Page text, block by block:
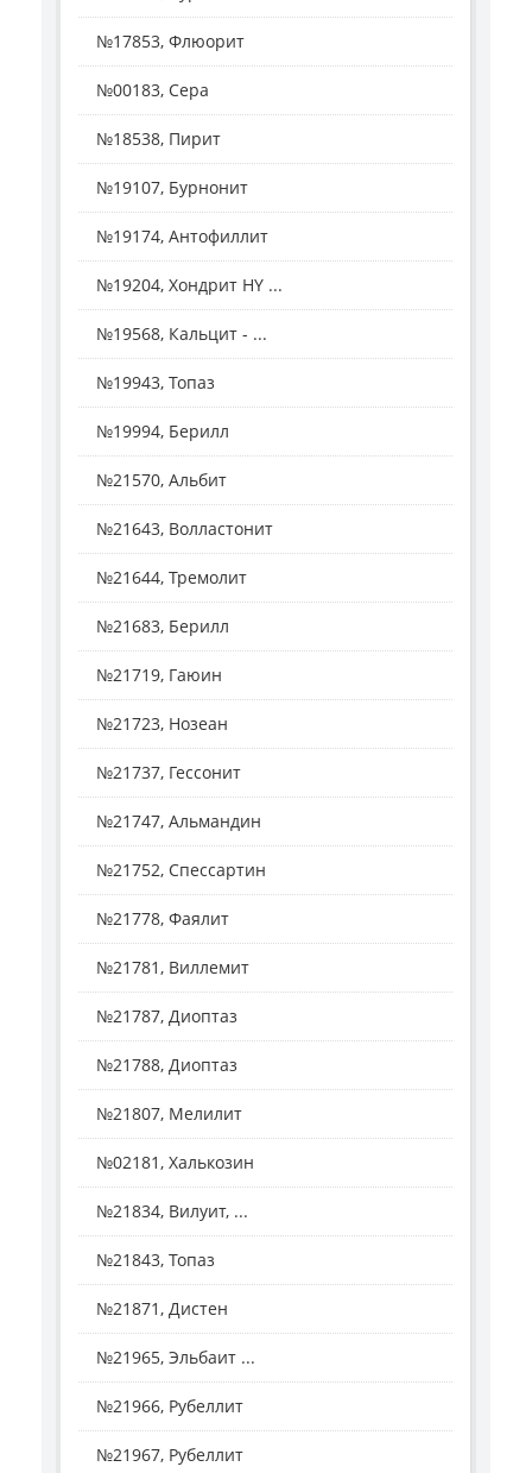
№17853, Флюорит
№00183, Сера
№18538, Пирит
№19107, Бурнонит
№19174, Антофиллит
№19204, Хондрит HY ...
№19568, Кальцит - ...
№19943, Топаз
№19994, Берилл
№21570, Альбит
№21643, Волластонит
№21644, Тремолит
№21683, Берилл
№21719, Гаюин
№21723, Нозеан
№21737, Гессонит
№21747, Альмандин
№21752, Спессартин
№21778, Фаялит
№21781, Виллемит
№21787, Диоптаз
№21788, Диоптаз
№21807, Мелилит
№02181, Халькозин
№21834, Вилуит, ...
№21843, Топаз
№21871, Дистен
№21965, Эльбаит ...
№21966, Рубеллит
№21967, Рубеллит